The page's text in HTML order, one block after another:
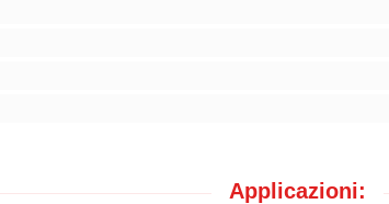
Applicazioni: